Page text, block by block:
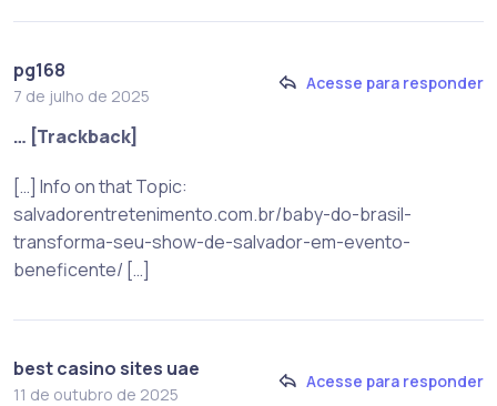
pg168
7 de julho de 2025
Acesse para responder
… [Trackback]
[…] Info on that Topic:
salvadorentretenimento.com.br/baby-do-brasil-
transforma-seu-show-de-salvador-em-evento-
beneficente/ […]
best casino sites uae
11 de outubro de 2025
Acesse para responder